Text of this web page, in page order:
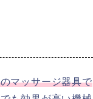
マッサージ器具で